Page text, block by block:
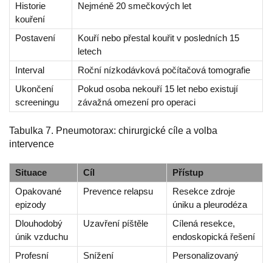
Historie
kouření
Nejméně 20 smečkových let
Postavení
Kouří nebo přestal kouřit v posledních 15
letech
Interval
Roční nízkodávková počítačová tomografie
Ukončení
screeningu
Pokud osoba nekouří 15 let nebo existují
závažná omezení pro operaci
Tabulka 7. Pneumotorax: chirurgické cíle a volba
intervence
Situace Cíl
Přístup
Opakované
epizody
Prevence relapsu
Resekce zdroje
úniku a pleurodéza
Dlouhodobý
únik vzduchu
Uzavření píštěle
Cílená resekce,
endoskopická řešení
Profesní
Snížení
Personalizovaný